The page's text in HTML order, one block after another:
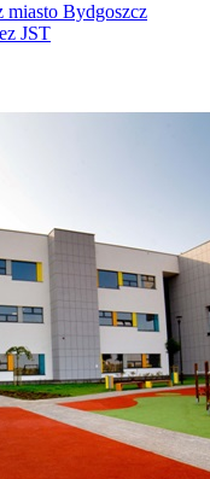
miasto Bydgoszcz
JST